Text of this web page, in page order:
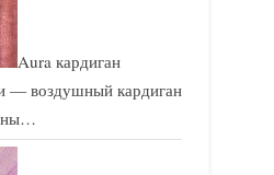
Aura кардиган
— воздушный кардиган